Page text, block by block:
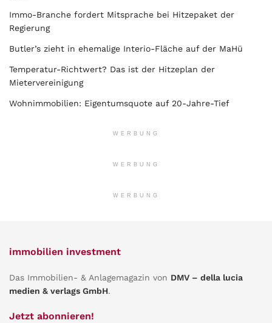
Immo-Branche fordert Mitsprache bei Hitzepaket der
Regierung
Butler’s zieht in ehemalige Interio-Fläche auf der MaHü
Temperatur-Richtwert? Das ist der Hitzeplan der
Mietervereinigung
Wohnimmobilien: Eigentumsquote auf 20-Jahre-Tief
WERBUNG
WERBUNG
WERBUNG
immobilien investment
Das Immobilien- & Anlagemagazin von DMV – della lucia
medien & verlags GmbH.
Jetzt abonnieren!